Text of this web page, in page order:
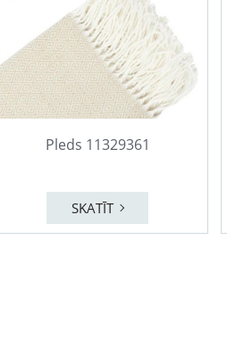
Pleds 11329361
SKATĪT